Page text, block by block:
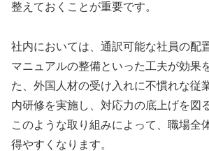
整えておくことが重要です。
社内においては、通訳可能な社員の配
マニュアルの整備といった工夫が効果
た、外国人材の受け入れに不慣れな従
内研修を実施し、対応力の底上げを図
このような取り組みによって、職場全
得やすくなります。